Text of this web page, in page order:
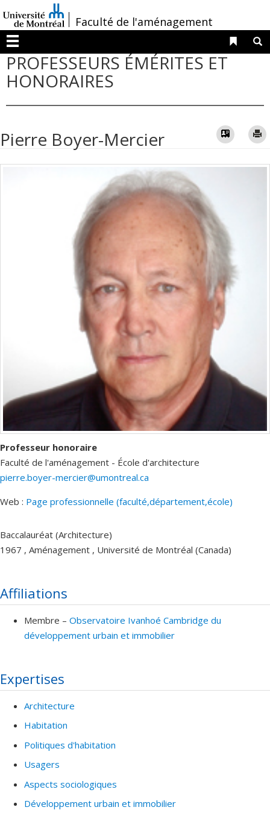
au
contenu
/Faculté de l'aménagement
Menu
Liens
PROFESSEURS ÉMÉRITES ET
HONORAIRES
Pierre Boyer-Mercier Vcard
Professeur honoraire
Faculté de l'aménagement - École d'architecture
pierre.boyer-mercier@umontreal.ca
Web : Page professionnelle (faculté,département,école)
Baccalauréat (Architecture)
1967 , Aménagement , Université de Montréal (Canada)
Affiliations
Membre – Observatoire Ivanhoé Cambridge du
développement urbain et immobilier
Expertises
Architecture
Habitation
Politiques d'habitation
Usagers
Aspects sociologiques
Développement urbain et immobilier